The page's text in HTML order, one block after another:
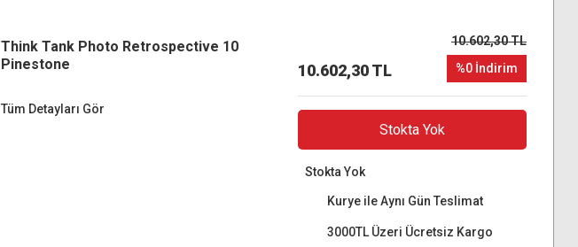
Think Tank Photo Retrospective 10
Pinestone
Tüm Detayları Gör
10.602,30 TL
10.602,30 TL
%0 İndirim
Stokta Yok
Stokta Yok
Kurye ile Aynı Gün Teslimat
3000TL Üzeri Ücretsiz Kargo